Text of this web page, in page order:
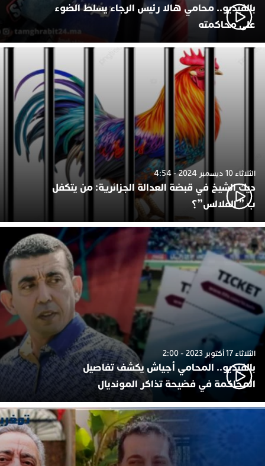
بالفيديو.. محامي هالا رئيس الرجاء يسلط الضوء
على محاكمته
الثلاثاء 10 ديسمبر 2024 - 4:54
ديك الشيخ في قبضة العدالة الجزائرية: من يتكفل
ب ” الفلالس”؟
الثلاثاء 17 أكتوبر 2023 - 2:00
بالفيديو.. المحامي أجياش يكشف تفاصيل
المحاكمة في فضيحة تذاكر المونديال